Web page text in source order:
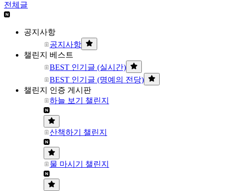
전체글
공지사항
공지사항
챌린지 베스트
BEST 인기글 (실시간)
BEST 인기글 (명예의 전당)
챌린지 인증 게시판
하늘 보기 챌린지
산책하기 챌린지
물 마시기 챌린지